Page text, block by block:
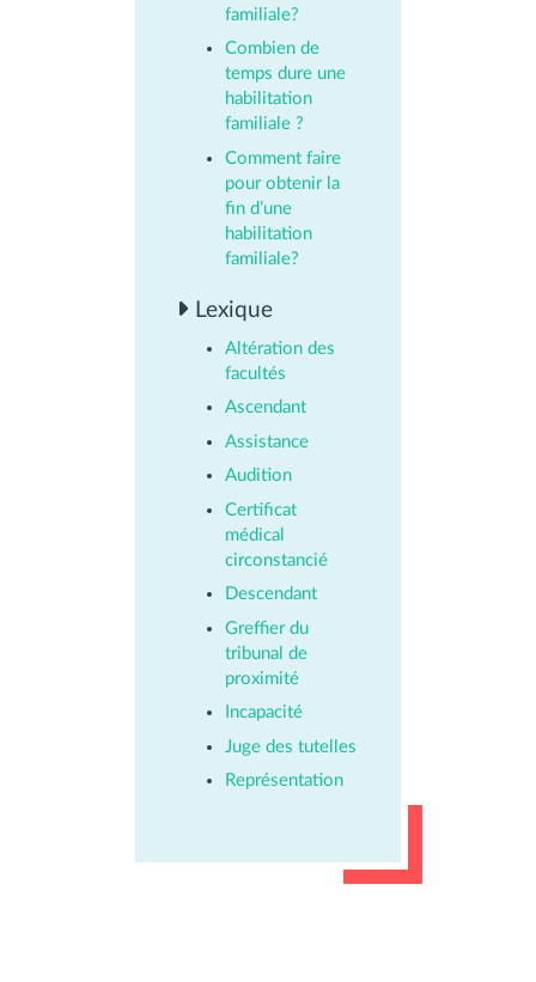
familiale?
Combien de
temps dure une
habilitation
familiale ?
Comment faire
pour obtenir la
fin d’une
habilitation
familiale?
Lexique
Altération des
facultés
Ascendant
Assistance
Audition
Certificat
médical
circonstancié
Descendant
Greffier du
tribunal de
proximité
Incapacité
Juge des tutelles
Représentation